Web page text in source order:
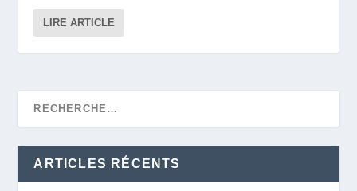
LIRE ARTICLE
ARTICLES RÉCENTS